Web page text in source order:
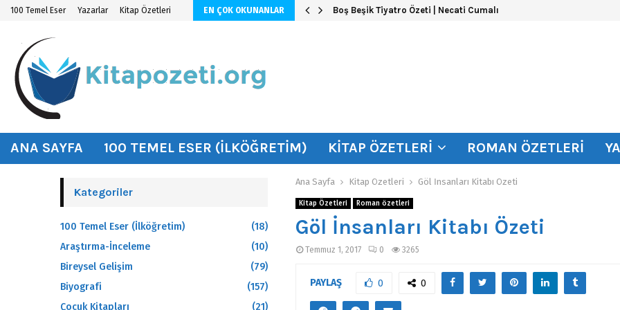
100 Temel Eser Yazarlar Kitap Özetleri EN ÇOK OKUNANLAR
ÖZETİ Boş Beşik Tiyatro Özeti | Necati Cumalı
ANA SAYFA 100 TEMEL ESER (İLKÖĞRETIM) KITAP ÖZETLERI ROMAN ÖZETLERI
Ana Sayfa Kitap Özetleri Göl İnsanları Kitabı Özeti
Kitap Özetleri Roman özetleri
Göl İnsanları Kitabı Özeti
Temmuz 1, 2017 0 3265
PAYLAŞ 0 0
Kategoriler
100 Temel Eser (İlköğretim)
(18)
Araştırma-İnceleme
(10)
Bireysel Gelişim
(79)
Biyografi
(157)
Çocuk Kitapları
(21)